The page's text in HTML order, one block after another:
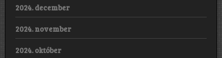
2024. december
2024. november
2024. október